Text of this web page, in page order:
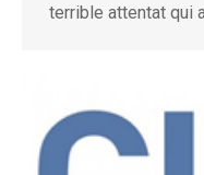
terrible attentat qui